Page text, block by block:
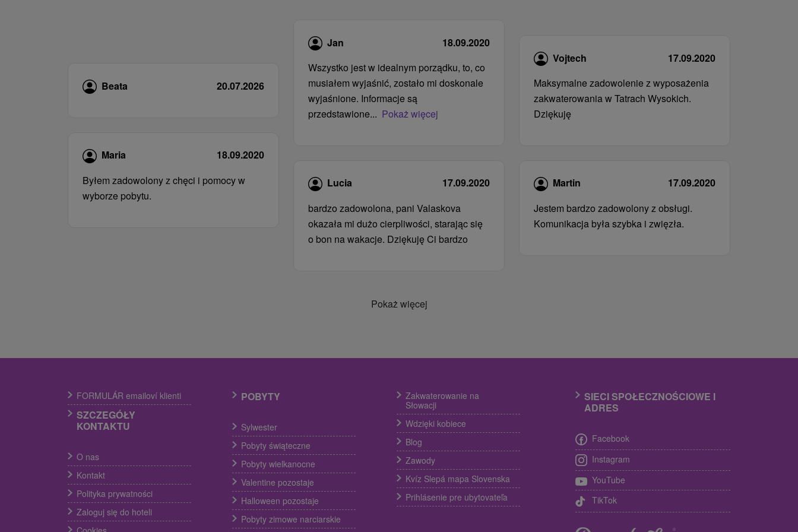
Beata 20.07.2026
Maria
18.09.2020
Byłem zadowolony z chęci i pomocy w
wyborze pobytu.
Jan
18.09.2020
Wszystko jest w idealnym porządku, to, co
musiałem wyjaśnić, zostało mi doskonale
wyjaśnione. Informacje są
przedstawione... Pokaż więcej
Lucia
17.09.2020
bardzo zadowolona, ​​pani Valaskova
okazała mi dużo cierpliwości, starając się
o bon na wakacje. Dziękuję Ci bardzo
Vojtech
17.09.2020
Maksymalne zadowolenie z wyposażenia
zakwaterowania w Tatrach Wysokich.
Dziękuję
Martin
17.09.2020
Jestem bardzo zadowolony z obsługi.
Komunikacja była szybka i zwięzła.
Pokaż więcej
FORMULÁR emailoví klienti
SZCZEGÓŁY
KONTAKTU
O nas
Kontakt
Polityka prywatności
Zaloguj się do hoteli
POBYTY
Sylwester
Pobyty świąteczne
Pobyty wielkanocne
Valentine pozostaje
Halloween pozostaje
Pobyty zimowe narciarskie
Zakwaterowanie na
Słowacji
Wdzięki kobiece
Blog
Zawody
Kvíz Slepá mapa Slovenska
Prihlásenie pre ubytovateľa
SIECI SPOŁECZNOŚCIOWE I
ADRES
Facebook
Instagram
YouTube
TikTok